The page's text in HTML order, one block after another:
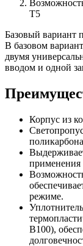
Т5
Базовый вариант
В базовом
двумя
вводом и одной
Корпус из
применения
режиме.
B100),